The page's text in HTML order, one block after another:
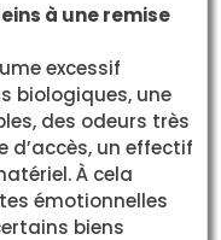
à une remise
excessif
biologiques, une
des odeurs très
d’accès, un effectif
À cela
émotionnelles
biens